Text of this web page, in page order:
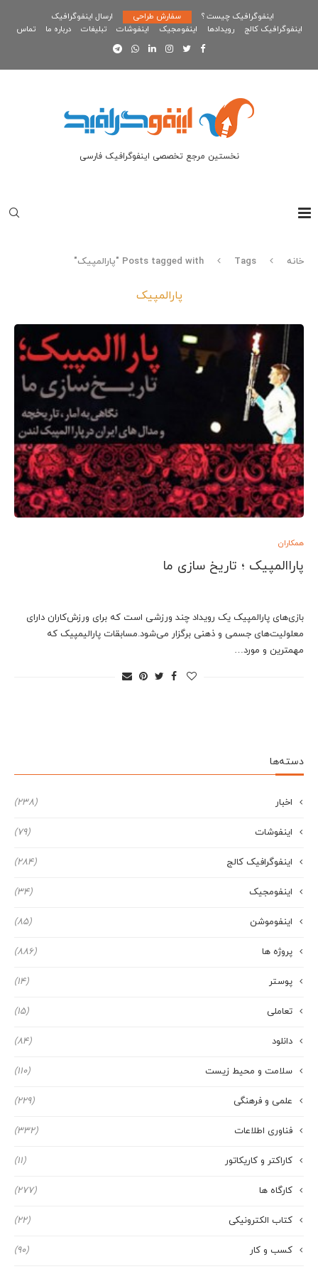
اینفوگرافیک چیست ؟ سفارش طراحی
ارسال اینفوگرافیک
اینفوگرافیک کالج
رویدادها اینفومجیک اینفوشات تبلیغات درباره ما تماس
نخستین مرجع تخصصی اینفوگرافیک فارسی
خانه Tags Posts tagged with "پارالمپیک"
پارالمپیک
همکاران
پاراالمپیک ؛ تاریخ سازی ما
بازی‌های پارالمپیک یک رویداد چند ورزشی است که برای ورزش‌کاران دارای
معلولیت‌های جسمی و ذهنی برگزار می‌شود.مسابقات پارالیمپیک که
مهمترین و مورد…
دسته‌ها
اخبار (238)
اینفوشات (79)
اینفوگرافیک کالج (284)
اینفومجیک (34)
اینفوموشن (85)
پروژه ها (886)
پوستر (14)
تعاملی (15)
دانلود (84)
سلامت و محیط زیست (110)
علمی و فرهنگی (229)
فناوری اطلاعات (332)
کاراکتر و کاریکاتور (11)
کارگاه ها (277)
کتاب الکترونیکی (22)
کسب و کار (90)